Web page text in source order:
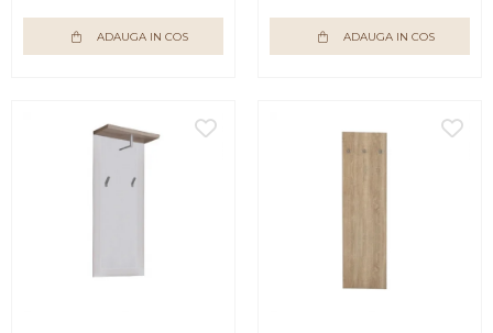
ADAUGA IN COS
alb, BortisADAUGA IN COS